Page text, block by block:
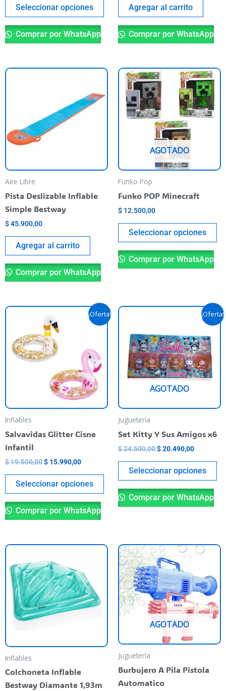
Seleccionar opciones
Comprar por WhatsApp
Agregar al carrito
Comprar por WhatsApp
Aire Libre
Pista Deslizable Inflable
Simple Bestway
$45.900,00
Agregar al carrito
Comprar por WhatsApp
AGOTADO
Funko Pop
Funko POP Minecraft
$ 12.500,00
Seleccionar opciones
Comprar por WhatsApp
¡Oferta!
Inflables
Salvavidas Glitter Cisne
Infantil
$19.500,00
Original
price
was:
$ 19.500,00.
$ 15.990,00
Current
price
Seleccionar opciones
This
product
multiple
variants.
may
chosen
product
page
Comprar por WhatsApp
¡Oferta!
AGOTADO
Juguetería
Set Kitty Y Sus Amigos x6
$24.500,00
Original
$ 24.500,00.
$20.490,00
Current
price
$
Seleccionar opciones
Comprar por WhatsApp
Inflables
Colchoneta Inflable
Bestway Diamante 1,93m
AGOTADO
Juguetería
Burbujero A Pila Pistola
Automatico